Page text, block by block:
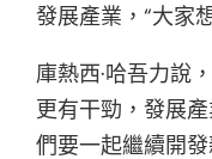
發展產業，“大家
庫熱西·哈吾力說
更有干勁，發展
們要一起繼續開